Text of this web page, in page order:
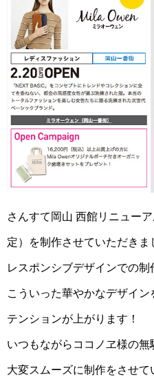
さんすて岡山 西館リニュー
定）を制作させていただきま
レスポンシブデザインでの制
こういった華やかなデザイ
テンションが上がります！
いつもながらココノヱ様の無
大変スムーズに制作をさせて